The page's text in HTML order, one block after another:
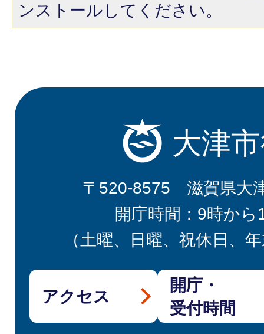
ンストールしてください。
大津
〒520-8575 滋賀県大
開庁時間：9時から
（土曜、日曜、祝休日、
アクセス
開庁・
受付時間